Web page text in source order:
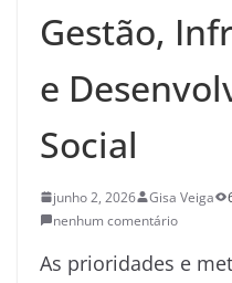
Gestão,
e
Social
junho 2, 2026 Gisa Veiga
nenhum comentário
As prioridades e